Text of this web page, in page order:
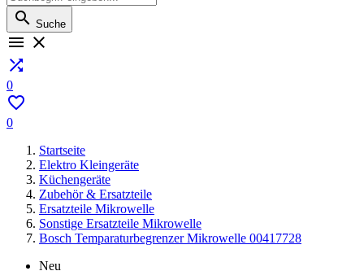
 Suche
 

0

0
Startseite
Elektro Kleingeräte
Küchengeräte
Zubehör & Ersatzteile
Ersatzteile Mikrowelle
Sonstige Ersatzteile Mikrowelle
Bosch Temparaturbegrenzer Mikrowelle 00417728
Neu